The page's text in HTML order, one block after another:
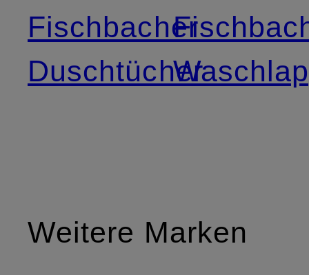
Fischbacher
Duschtücher
Weitere Marken